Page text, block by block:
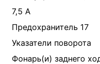
7,5 А
Предохранитель 17
Указатели поворота
Фонарь(и) заднего